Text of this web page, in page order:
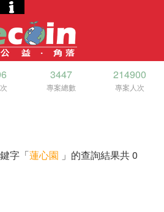
3447
專案總數
214900
專案人次
字「蓮心園 」的查詢結果共 0